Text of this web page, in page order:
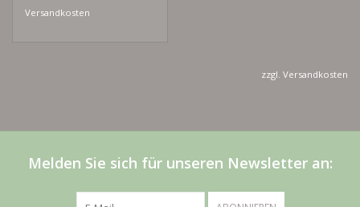
Versandkosten
zzgl. Versandkosten
Melden Sie sich für unseren Newsletter an: